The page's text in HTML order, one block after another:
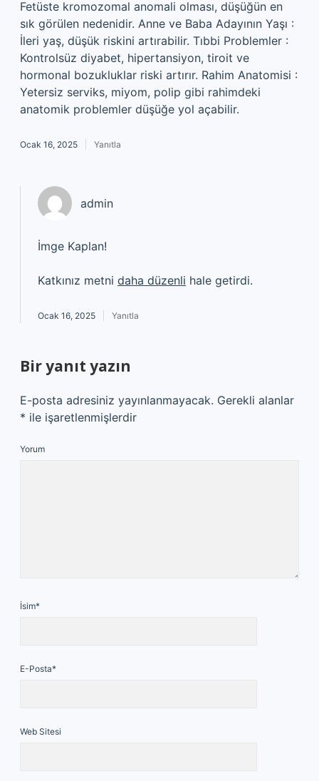
Fetüste kromozomal anomali olması, düşüğün en
sık görülen nedenidir. Anne ve Baba Adayının Yaşı :
İleri yaş, düşük riskini artırabilir. Tıbbi Problemler :
Kontrolsüz diyabet, hipertansiyon, tiroit ve
hormonal bozukluklar riski artırır. Rahim Anatomisi :
Yetersiz serviks, miyom, polip gibi rahimdeki
anatomik problemler düşüğe yol açabilir.
Ocak 16, 2025 Yanıtla
admin
İmge Kaplan!
Katkınız metni daha düzenli hale getirdi.
Ocak 16, 2025 Yanıtla
Bir yanıt yazın
E-posta adresiniz yayınlanmayacak. Gerekli alanlar
* ile işaretlenmişlerdir
Yorum
İsim*
E-Posta*
Web Sitesi